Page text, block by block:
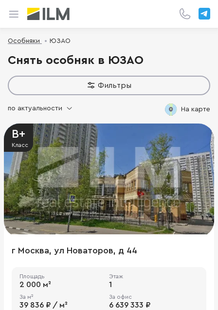
Особняки ЮЗАО
Снять особняк в ЮЗАО
Фильтры
На карте
по актуальности
B+
Класс
г Москва, ул Новаторов, д 44
Площадь
2 000 м²
Этаж
1
За м²
39 836 ₽ / м²
За офис
6 639 333 ₽